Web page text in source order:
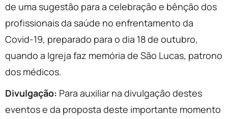
de uma sugestão para a celebração e bênção dos
profissionais da saúde no enfrentamento da
Covid-19, preparado para o dia 18 de outubro,
quando a Igreja faz memória de São Lucas, patrono
dos médicos.
Divulgação: Para auxiliar na divulgação destes
eventos e da proposta deste importante momento